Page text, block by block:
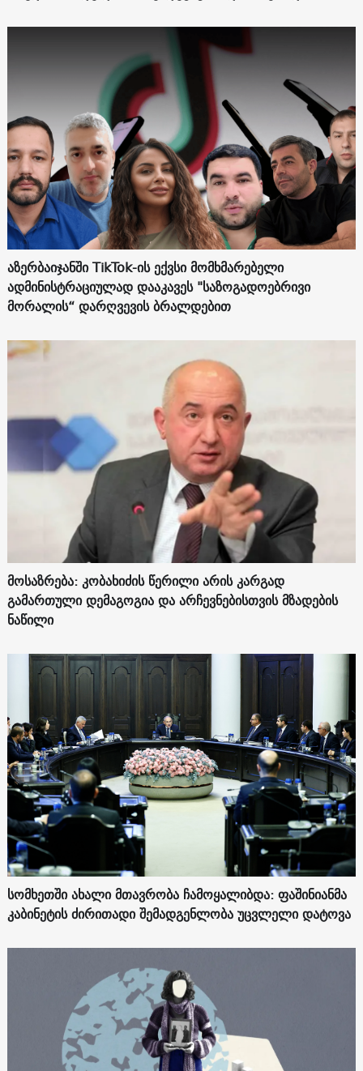
აზერბაიჯანში TikTok-ის ექვსი მომხმარებელი
ადმინისტრაციულად დააკავეს "საზოგადოებრივი
მორალის“ დარღვევის ბრალდებით
მოსაზრება: კობახიძის წერილი არის კარგად
გამართული დემაგოგია და არჩევნებისთვის მზადების
ნაწილი
სომხეთში ახალი მთავრობა ჩამოყალიბდა: ფაშინიანმა
კაბინეტის ძირითადი შემადგენლობა უცვლელი დატოვა